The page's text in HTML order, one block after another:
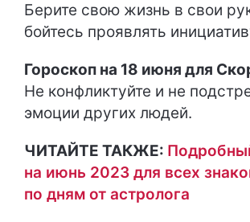
Берите свою жизнь в свои
бойтесь проявлять
Гороскоп на 18 июня для
Не конфликтуйте и не
эмоции других людей.
ЧИТАЙТЕ ТАКЖЕ:
на июнь 2023 для всех
по дням от астролога